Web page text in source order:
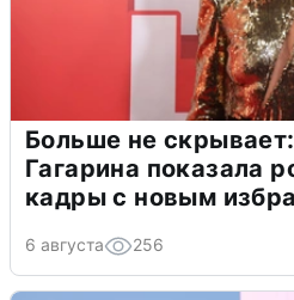
Больше не
Гагарина показала
кадры с новым
6 августа 256